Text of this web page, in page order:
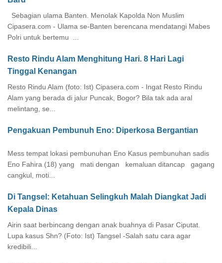
Sebagian ulama Banten. Menolak Kapolda Non Muslim
Cipasera.com - Ulama se-Banten berencana mendatangi Mabes
Polri untuk bertemu ...
Resto Rindu Alam Menghitung Hari. 8 Hari Lagi
Tinggal Kenangan
Resto Rindu Alam (foto: Ist) Cipasera.com - Ingat Resto Rindu
Alam yang berada di jalur Puncak, Bogor? Bila tak ada aral
melintang, se...
Pengakuan Pembunuh Eno: Diperkosa Bergantian
Mess tempat lokasi pembunuhan Eno Kasus pembunuhan sadis
Eno Fahira (18) yang mati dengan kemaluan ditancap gagang
cangkul, moti...
Di Tangsel: Ketahuan Selingkuh Malah Diangkat Jadi
Kepala Dinas
Airin saat berbincang dengan anak buahnya di Pasar Ciputat.
Lupa kasus Shn? (Foto: Ist) Tangsel -Salah satu cara agar
kredibili...